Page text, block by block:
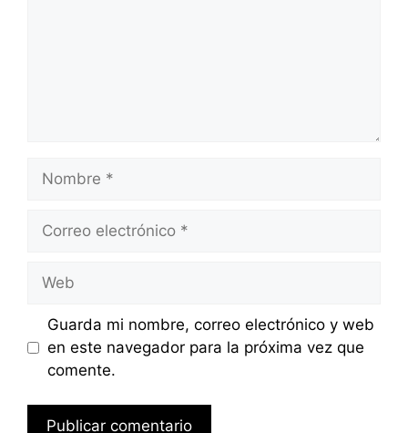
electrónico
Guarda mi nombre, correo electrónico y web
en este navegador para la próxima vez que
comente.